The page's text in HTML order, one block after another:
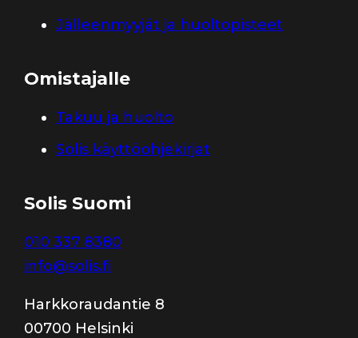
Jälleenmyyjät ja huoltopisteet
Omistajalle
Takuu ja huolto
Solis käyttöohjekirjat
Solis Suomi
010 337 8380
info@solis.fi
Harkkoraudantie 8
00700 Helsinki